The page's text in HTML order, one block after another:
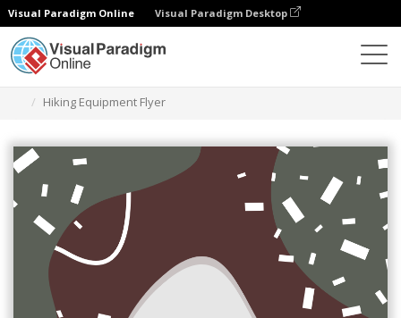
Visual Paradigm Online Visual Paradigm Desktop
Hiking Equipment Flyer